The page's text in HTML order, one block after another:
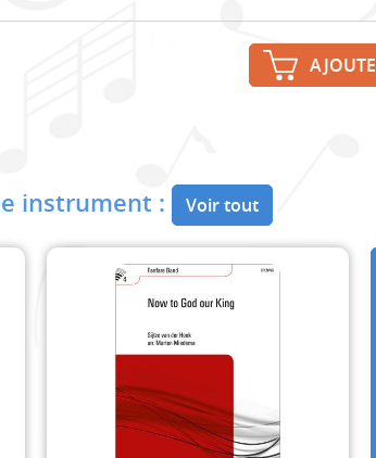
instrument : Voir tout